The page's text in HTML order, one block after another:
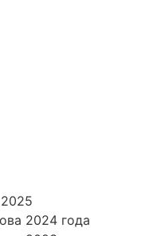
2024 года